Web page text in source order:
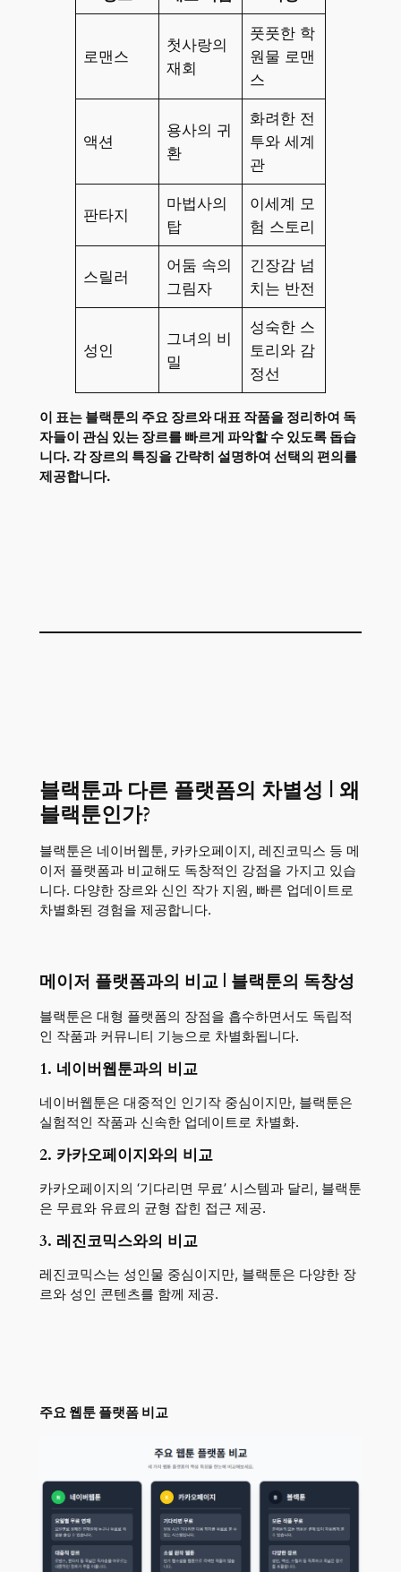
로맨스
첫사랑의
재회
풋풋한 학
원물 로맨
스
액션
용사의 귀
환
화려한 전
투와 세계
관
판타지
마법사의
탑
이세계 모
험 스토리
스릴러
어둠 속의
그림자
긴장감 넘
치는 반전
성인
그녀의 비
밀
성숙한 스
토리와 감
정선
이 표는 블랙툰의 주요 장르와 대표 작품을 정리하여 독
자들이 관심 있는 장르를 빠르게 파악할 수 있도록 돕습
니다. 각 장르의 특징을 간략히 설명하여 선택의 편의를
제공합니다.
블랙툰과 다른 플랫폼의 차별성 | 왜
블랙툰인가?
블랙툰은 네이버웹툰, 카카오페이지, 레진코믹스 등 메
이저 플랫폼과 비교해도 독창적인 강점을 가지고 있습
니다. 다양한 장르와 신인 작가 지원, 빠른 업데이트로
차별화된 경험을 제공합니다.
메이저 플랫폼과의 비교 | 블랙툰의 독창성
블랙툰은 대형 플랫폼의 장점을 흡수하면서도 독립적
인 작품과 커뮤니티 기능으로 차별화됩니다.
1. 네이버웹툰과의 비교
네이버웹툰은 대중적인 인기작 중심이지만, 블랙툰은
실험적인 작품과 신속한 업데이트로 차별화.
2. 카카오페이지와의 비교
카카오페이지의 ‘기다리면 무료’ 시스템과 달리, 블랙툰
은 무료와 유료의 균형 잡힌 접근 제공.
3. 레진코믹스와의 비교
레진코믹스는 성인물 중심이지만, 블랙툰은 다양한 장
르와 성인 콘텐츠를 함께 제공.
주요 웹툰 플랫폼 비교